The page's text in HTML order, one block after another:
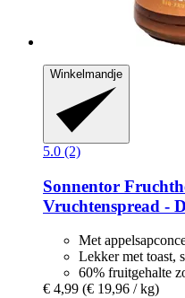
Winkelmandje
5.0 (2)
Sonnentor
Vruchtenspread -​
Met
Lekker met toast,
60% fruitgehalte
€ 4,99 (€ 19,96 / kg)